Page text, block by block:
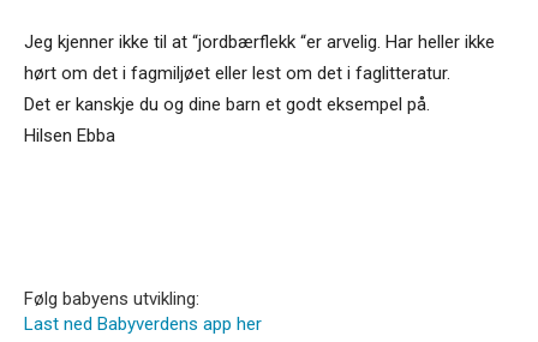
Jeg kjenner ikke til at “jordbærflekk “er arvelig. Har heller ikke
hørt om det i fagmiljøet eller lest om det i faglitteratur.
Det er kanskje du og dine barn et godt eksempel på.
Hilsen Ebba
Følg babyens utvikling:
Last ned Babyverdens app her